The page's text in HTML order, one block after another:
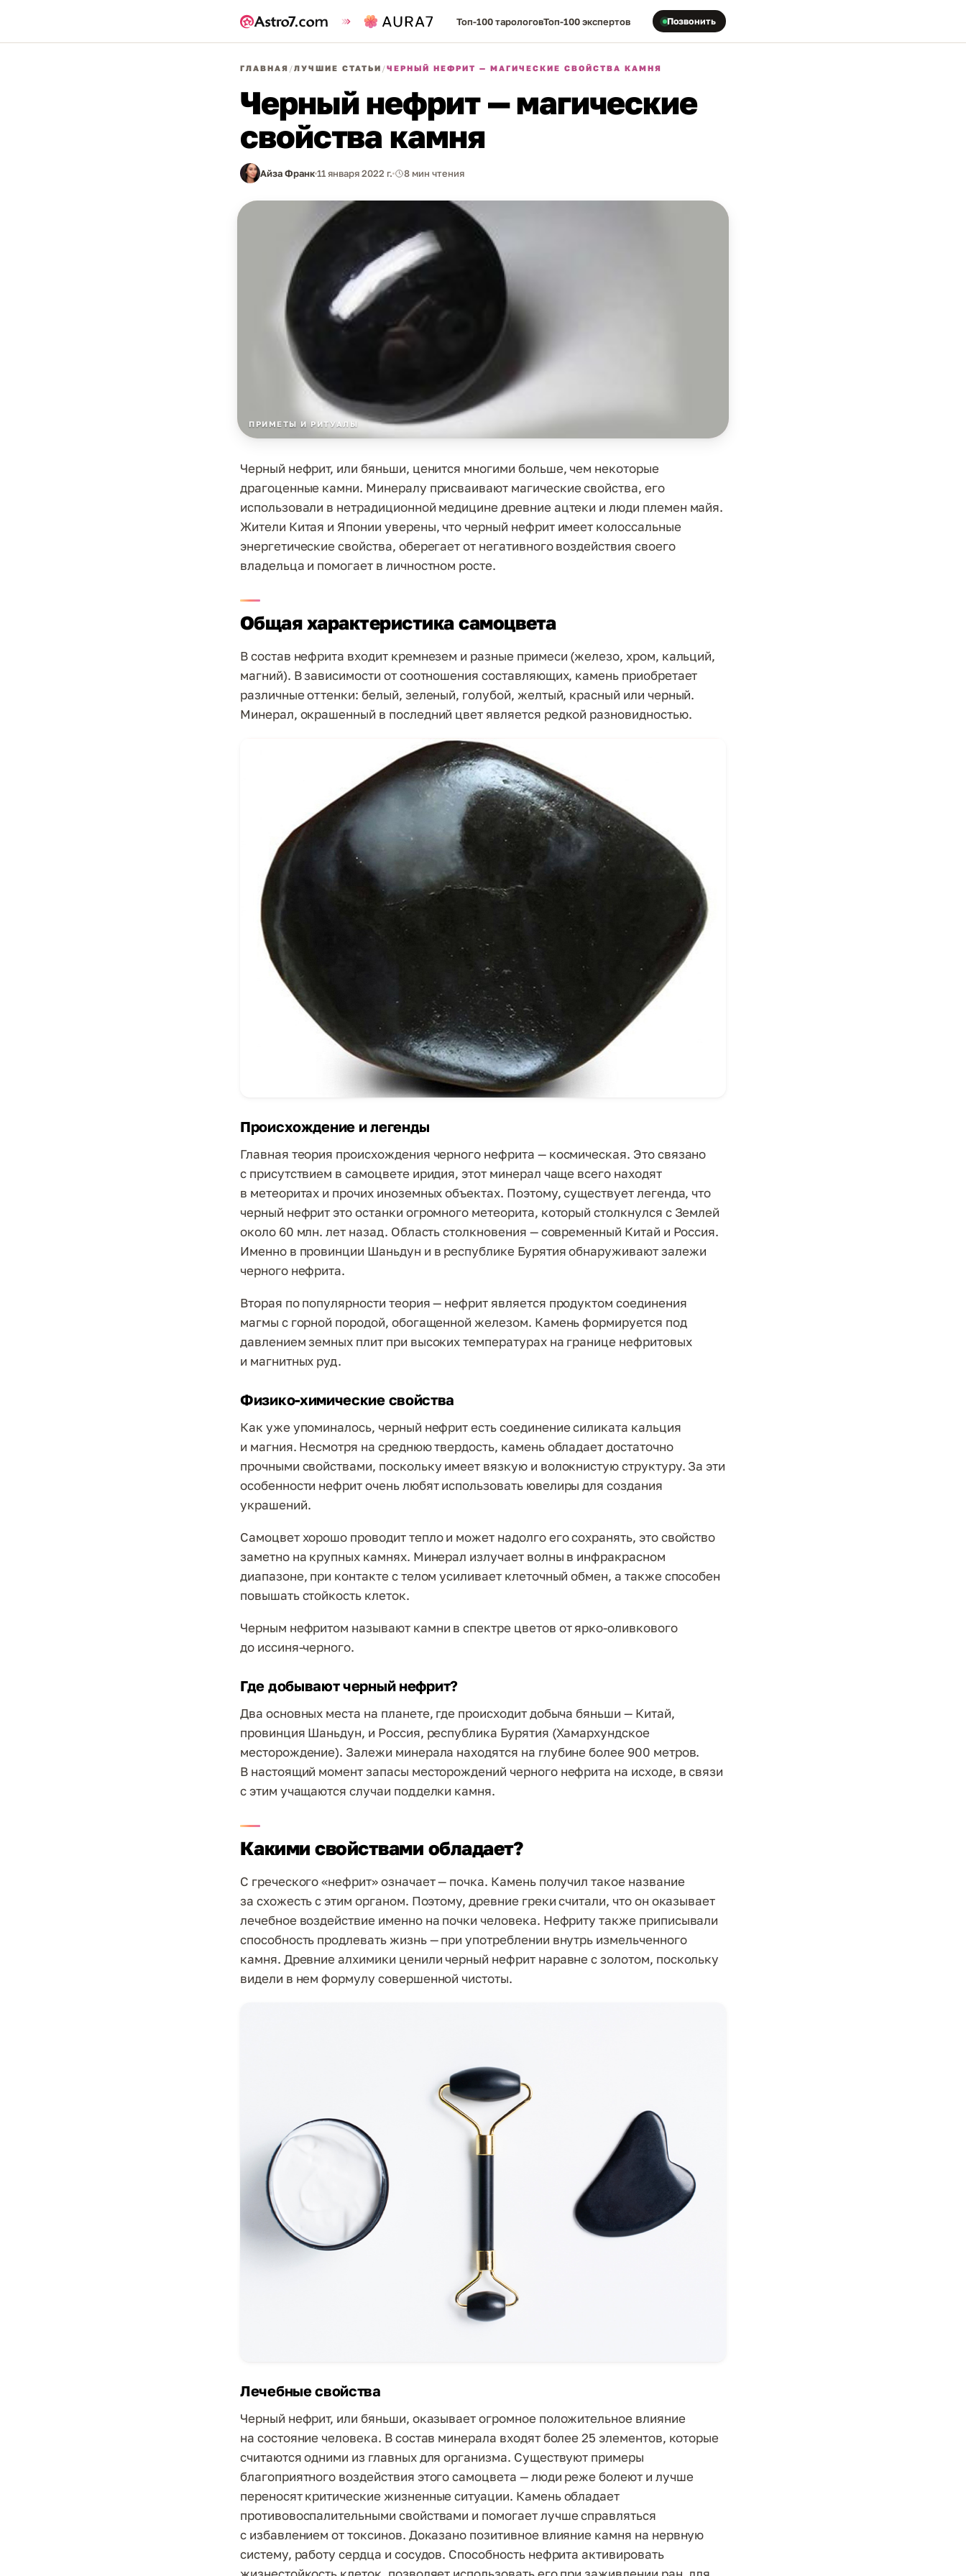
Топ-100 тарологовТоп-100 экспертов Позвонить
ГЛАВНАЯ /ЛУЧШИЕ СТАТЬИ /ЧЕРНЫЙ НЕФРИТ — МАГИЧЕСКИЕ СВОЙСТВА КАМНЯ
Черный нефрит — магические
свойства камня
Айза Франк11 января 2022 г. 8 мин чтения
ПРИМЕТЫ И РИТУАЛЫ
Черный нефрит, или бяньши, ценится многими больше, чем некоторые
драгоценные камни. Минералу присваивают магические свойства, его
использовали в нетрадиционной медицине древние ацтеки и люди племен майя.
Жители Китая и Японии уверены, что черный нефрит имеет колоссальные
энергетические свойства, оберегает от негативного воздействия своего
владельца и помогает в личностном росте.
Общая характеристика самоцвета
В состав нефрита входит кремнезем и разные примеси (железо, хром, кальций,
магний). В зависимости от соотношения составляющих, камень приобретает
различные оттенки: белый, зеленый, голубой, желтый, красный или черный.
Минерал, окрашенный в последний цвет является редкой разновидностью.
Происхождение и легенды
Главная теория происхождения черного нефрита — космическая. Это связано
с присутствием в самоцвете иридия, этот минерал чаще всего находят
в метеоритах и прочих иноземных объектах. Поэтому, существует легенда, что
черный нефрит это останки огромного метеорита, который столкнулся с Землей
около 60 млн. лет назад. Область столкновения — современный Китай и Россия.
Именно в провинции Шаньдун и в республике Бурятия обнаруживают залежи
черного нефрита.
Вторая по популярности теория — нефрит является продуктом соединения
магмы с горной породой, обогащенной железом. Камень формируется под
давлением земных плит при высоких температурах на границе нефритовых
и магнитных руд.
Физико-химические свойства
Как уже упоминалось, черный нефрит есть соединение силиката кальция
и магния. Несмотря на среднюю твердость, камень обладает достаточно
прочными свойствами, поскольку имеет вязкую и волокнистую структуру. За эти
особенности нефрит очень любят использовать ювелиры для создания
украшений.
Самоцвет хорошо проводит тепло и может надолго его сохранять, это свойство
заметно на крупных камнях. Минерал излучает волны в инфракрасном
диапазоне, при контакте с телом усиливает клеточный обмен, а также способен
повышать стойкость клеток.
Черным нефритом называют камни в спектре цветов от ярко-оливкового
до иссиня-черного.
Где добывают черный нефрит?
Два основных места на планете, где происходит добыча бяньши — Китай,
провинция Шаньдун, и Россия, республика Бурятия (Хамархундское
месторождение). Залежи минерала находятся на глубине более 900 метров.
В настоящий момент запасы месторождений черного нефрита на исходе, в связи
с этим учащаются случаи подделки камня.
Какими свойствами обладает?
С греческого «нефрит» означает — почка. Камень получил такое название
за схожесть с этим органом. Поэтому, древние греки считали, что он оказывает
лечебное воздействие именно на почки человека. Нефриту также приписывали
способность продлевать жизнь — при употреблении внутрь измельченного
камня. Древние алхимики ценили черный нефрит наравне с золотом, поскольку
видели в нем формулу совершенной чистоты.
Лечебные свойства
Черный нефрит, или бяньши, оказывает огромное положительное влияние
на состояние человека. В состав минерала входят более 25 элементов, которые
считаются одними из главных для организма. Существуют примеры
благоприятного воздействия этого самоцвета — люди реже болеют и лучше
переносят критические жизненные ситуации. Камень обладает
противовоспалительными свойствами и помогает лучше справляться
с избавлением от токсинов. Доказано позитивное влияние камня на нервную
систему, работу сердца и сосудов. Способность нефрита активировать